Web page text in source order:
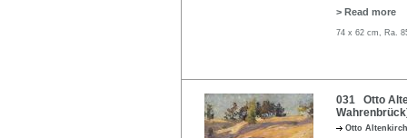
> Read more
74 x 62 cm, Ra.
031 Otto
Otto